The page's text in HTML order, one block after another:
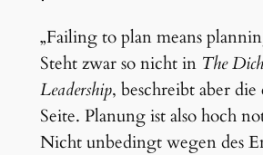
„Failing to plan means
Steht zwar so nicht in The
Leadership, beschreibt aber
Seite. Planung ist also hoch
Nicht unbedingt wegen des